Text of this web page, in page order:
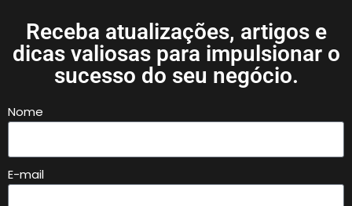
Receba atualizações, artigos e
dicas valiosas para impulsionar o
sucesso do seu negócio.
Nome
E-mail